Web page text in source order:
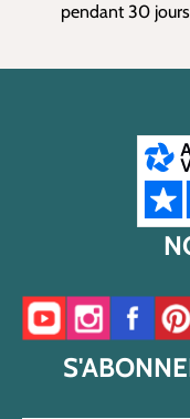
pendant 30
Accéder à notre
Accéder à